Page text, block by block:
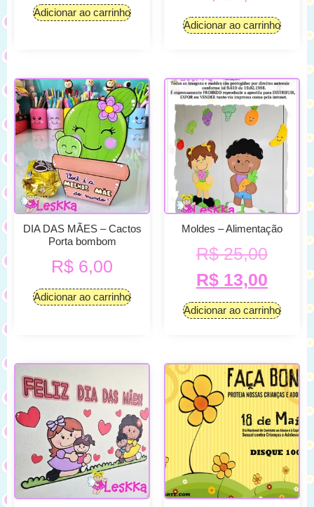
Adicionar ao carrinho
Adicionar ao carrinho
DIA DAS MÃES – Cactos
Porta bombom
R$ 6,00
Adicionar ao carrinho
Moldes – Alimentação
R$25,00
R$ 13,00
Adicionar ao carrinho